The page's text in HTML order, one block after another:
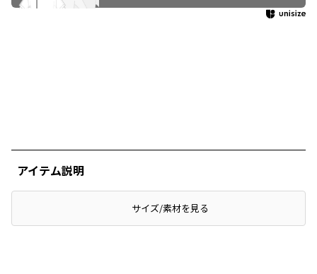
アイテム説明
サイズ/素材を見る